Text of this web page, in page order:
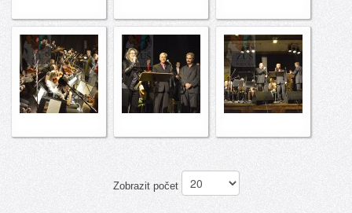
Zobrazit počet